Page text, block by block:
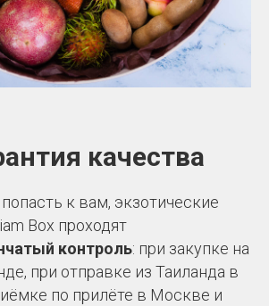
качества
к вам, экзотические
Box проходят
контроль: при закупке на
при отправке из Таиланда в
по прилёте в Москве и